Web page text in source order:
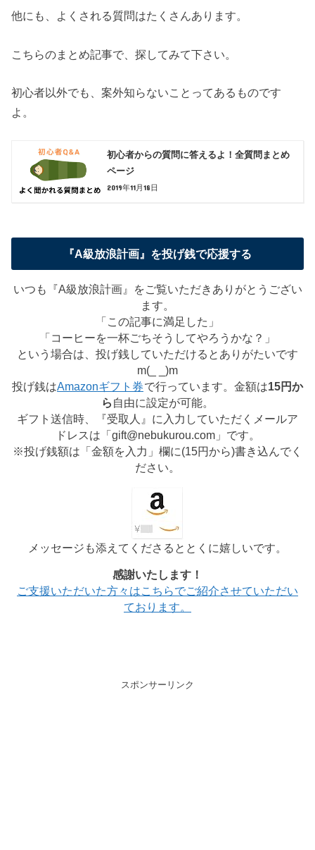
他にも、よくされる質問はたくさんあります。
こちらのまとめ記事で、探してみて下さい。
初心者以外でも、案外知らないことってあるものです
よ。
初心者からの質問に答えるよ！全質問まとめ
ページ
2019年11月18日
『A級放浪計画』を投げ銭で応援する
いつも『A級放浪計画』をご覧いただきありがとうござい
ます。
「この記事に満足した」
「コーヒーを一杯ごちそうしてやろうかな？」
という場合は、投げ銭していただけるとありがたいです
m(_ _)m
投げ銭はAmazonギフト券で行っています。金額は15円か
ら 自由に設定が可能。
ギフト送信時、『受取人』に入力していただくメールア
ドレスは「gift@nebukurou.com」です。
※投げ銭額は「金額を入力」欄に(15円から)書き込んでく
ださい。
メッセージも添えてくださるととくに嬉しいです。
感謝いたします！
ご支援いただいた方々はこちらでご紹介させていただい
ております。
スポンサーリンク